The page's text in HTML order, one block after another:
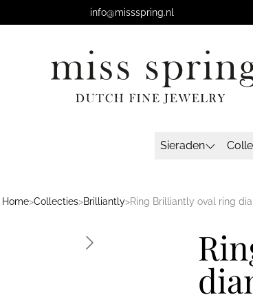
info@missspring.nl
Sieraden
Home>Collecties>Brilliantly>Ring Brilliantly oval ring